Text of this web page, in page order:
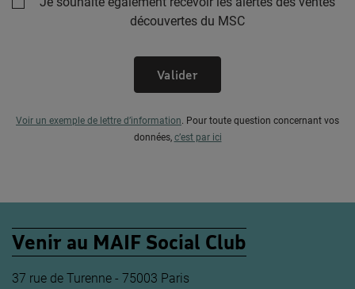
découvertes du MSC
Valider
Voir un exemple de lettre d’information. Pour toute question concernant vos
données, c’est par ici
Venir au MAIF Social Club
37 rue de Turenne - 75003 Paris